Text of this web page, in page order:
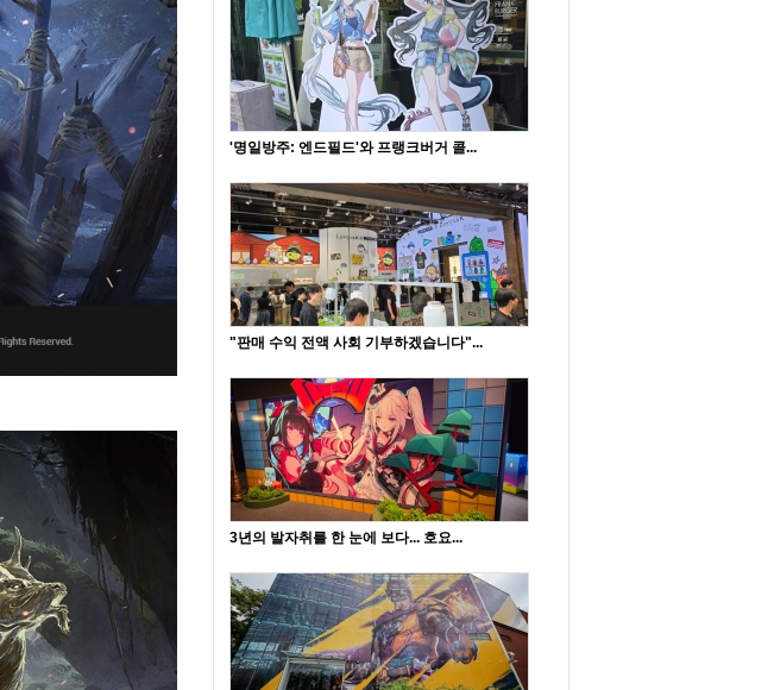
'명일방주: 엔드필드'와 프랭크버거 콜...
"판매 수익 전액 사회 기부하겠습니다"...
3년의 발자취를 한 눈에 보다... 호요...